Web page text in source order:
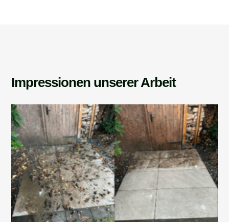
Impressionen unserer Arbeit